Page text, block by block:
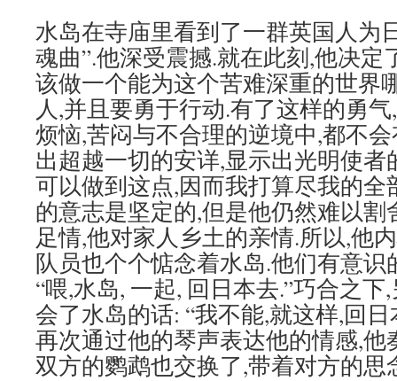
水岛在寺庙里看到了一群英国人为
魂曲”.他深受震撼.就在此刻,他决定
该做一个能为这个苦难深重的世界
人,并且要勇于行动.有了这样的勇
烦恼,苦闷与不合理的逆境中,都不
出超越一切的安详,显示出光明使者
可以做到这点,因而我打算尽我的全
的意志是坚定的,但是他仍然难以
足情,他对家人乡土的亲情.所以,他
队员也个个惦念着水岛.他们有意识
“喂,水岛, 一起, 回日本去.”巧合之
会了水岛的话: “我不能,就这样,回
再次通过他的琴声表达他的情感,他
双方的鹦鹉也交换了,带着对方的思